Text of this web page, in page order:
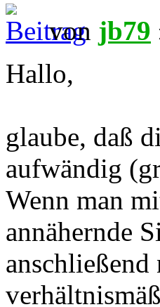
von jb79
Hallo,
glaube, daß
aufwändig
Wenn man
annähernde
anschließend